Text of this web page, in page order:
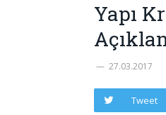
Yapı
27.03.2017
Tweet